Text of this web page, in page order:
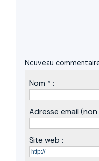
Nouveau
Nom * :
Adresse email
Site web :